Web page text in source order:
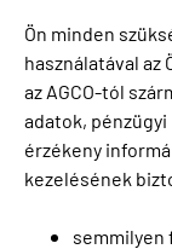
Ön minden
használatával az
az AGCO-tól
adatok,
érzékeny
kezelésének
semmilyen